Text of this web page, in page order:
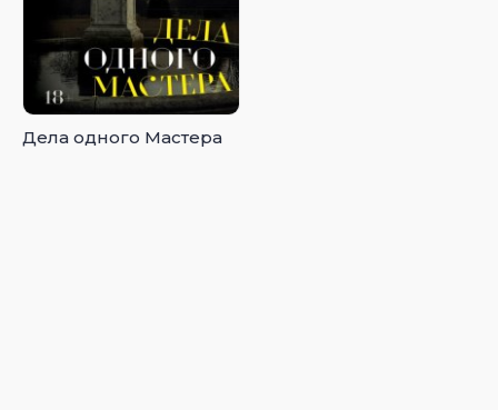
Дела одного Мастера